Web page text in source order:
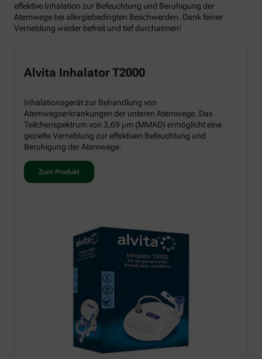
effektive Inhalation zur Befeuchtung und Beruhigung der
Atemwege bei allergiebedingten Beschwerden. Dank feiner
Verneblung wieder befreit und tief durchatmen!
Alvita Inhalator T2000
Inhalationsgerät zur Behandlung von
Atemwegserkrankungen der unteren Atemwege. Das
Teilchenspektrum von 3,69 μm (MMAD) ermöglicht eine
gezielte Verneblung zur effektiven Befeuchtung und
Beruhigung der Atemwege.
Zum Produkt